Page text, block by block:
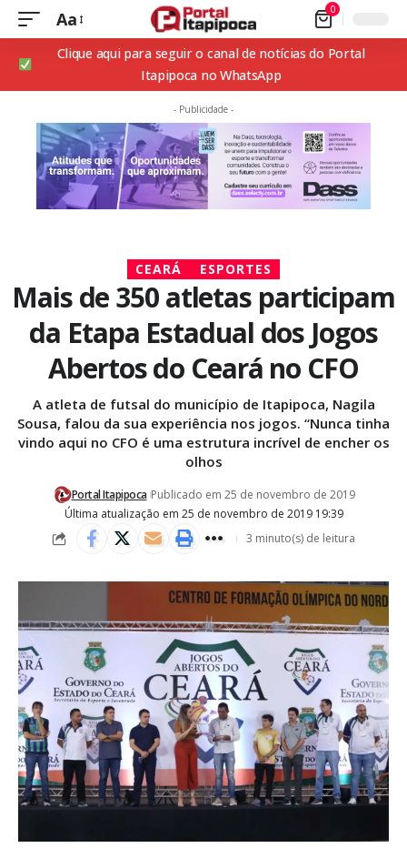
Aa 0
Clique aqui para seguir o canal de notícias do Portal
Itapipoca no WhatsApp
- Publicidade -
CEARÁ ESPORTES
Mais de 350 atletas participam
da Etapa Estadual dos Jogos
Abertos do Ceará no CFO
A atleta de futsal do município de Itapipoca, Nagila
Sousa, falou da sua experiência nos jogos. “Nunca tinha
vindo aqui no CFO é uma estrutura incrível de encher os
olhos
Última atualização em 25 de novembro de 2019 19:39
Portal Itapipoca Publicado em 25 de novembro de 2019
3 minuto(s) de leitura